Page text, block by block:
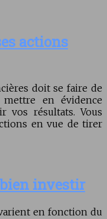
actions
doit se faire de
mettre en évidence
vos résultats. Vous
en vue de tirer
investir
en fonction du